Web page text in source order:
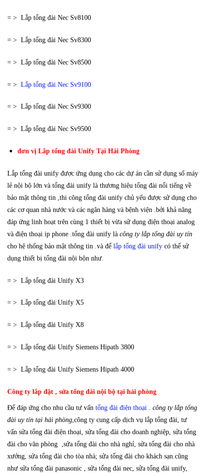
= > Lắp tổng đài Nec Sv8100
= > Lắp tổng đài Nec Sv8300
= > Lắp tổng đài Nec Sv8500
= > Lắp tổng đài Nec Sv9100
= > Lắp tổng đài Nec Sv9300
= > Lắp tổng đài Nec Sv9500
đơn vị Lắp tổng đài Unify Tại Hải Phòng
Lắp tổng đài unify được ứng dụng cho các dự án cần sử dụng số máy
lẻ nội bộ lớn và tổng đài unify là thương hiệu tổng đài nổi tiếng về
bảo mật thông tin ,thi công tổng đài unify chủ yếu được sử dụng cho
các cơ quan nhà nước và các ngân hàng và bệnh viện .bởi khả năng
đáp ứng linh hoạt trên cùng 1 thiết bị vừa sử dụng điện thoại analog
và điện thoại ip phone .tổng đài unify là công ty lắp tổng đài uy tín
cho hệ thống bảo mật thông tin .và để lắp tổng đài unify có thể sử
dụng thiết bị tổng đài nội bộn như.
= > Lắp tổng đài Unify X3
= > Lắp tổng đài Unify X5
= > Lắp tổng đài Unify X8
= > Lắp tổng đài Unify Siemens Hipath 3800
= > Lắp tổng đài Unify Siemens Hipath 4000
Công ty lắp đặt , sửa tổng đài nội bộ tại hải phòng
Để đáp ứng cho nhu cầu tư vấn tổng đài điện thoại . công ty lắp tổng
đài uy tín tại hải phòng,công ty cung cấp dịch vụ lắp tổng đài, tư
vấn sửa tổng đài điện thoại, sửa tổng đài cho doanh nghiệp, sửa tổng
đài cho văn phòng ,sửa tổng đài cho nhà nghỉ, sửa tổng đài cho nhà
xưởng, sửa tổng đài cho tòa nhà; sửa tổng đài cho khách sạn.cũng
như sửa tổng đài panasonic , sửa tổng đài nec, sửa tổng đài unify,